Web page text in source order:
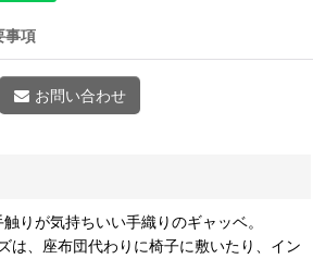
事項
お問い合わせ
りが気持ちいい手織りのギャッベ。
は、座布団代わりに椅子に敷いたり、イン